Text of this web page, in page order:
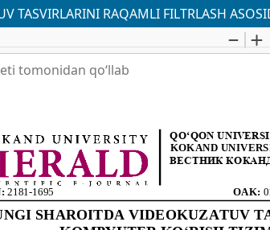
TASVIRLARINI RAQAMLI FILTRLASH
tomonidan qo‘llab